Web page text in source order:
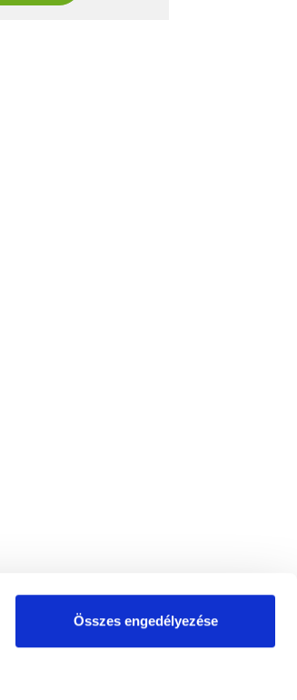
Összes engedélyezése